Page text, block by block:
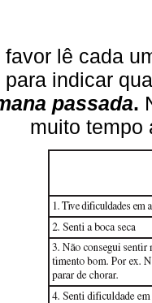
favor lê cada
para indicar
passada.
muito tempo